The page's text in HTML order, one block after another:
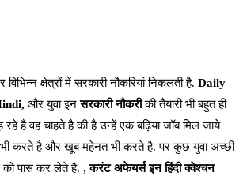
क्षेत्रों में सरकारी नौकरियां निकलती है. Daily
और युवा इनसरकारी नौकरीकी तैयारी भी बहुत ही
है वह चाहते है की है उन्हें एक बढ़िया जॉब मिल जाये
करते है और खूब महेनत भी करते है. पर कुछ युवा अच्छी
पास कर लेते है. ,करंट अफेयर्स इन हिंदी क्वेश्चन